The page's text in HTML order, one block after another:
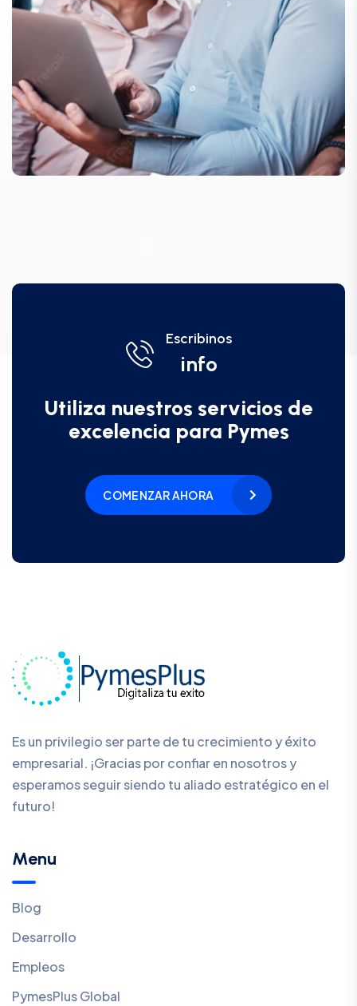
Escribinos
info
Utiliza nuestros servicios de
excelencia para Pymes
COMENZAR AHORA
Es un privilegio ser parte de tu crecimiento y éxito
empresarial. ¡Gracias por confiar en nosotros y
esperamos seguir siendo tu aliado estratégico en el
futuro!
Menu
Blog
Desarrollo
Empleos
PymesPlus Global